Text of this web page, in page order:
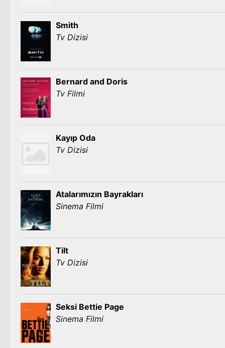
Smith
Tv Dizisi
Bernard and Doris
Tv Filmi
Kayıp Oda
Tv Dizisi
Atalarımızın Bayrakları
Sinema Filmi
Tilt
Tv Dizisi
Seksi Bettie Page
Sinema Filmi